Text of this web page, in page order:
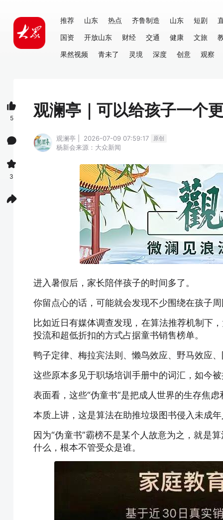
推荐 山东 热点 齐鲁制造 山东 短剧
国资
开放山东 财经 交通 健康 文旅
果然视频
青未了 灵境 深度 创意 观察
观澜亭｜可以给孩子一个
观澜亭 | 2026-07-09 07:59:17 原创
杨新会来源：大众新闻
进入暑假后，家长陪伴孩子的时间多了。
你留点心的话，可能就会发现不少围绕在孩子
比如近日有媒体调查发现，在算法推荐机制下
投流和超低折扣的方式占据童书销售榜单。
鸭子定律、梅拉宾法则、懒鸟效应、野马效应
这些原本多见于职场培训手册中的词汇，如今
表面看，这些“伪童书”是把成人世界的生存焦
本质上讲，这是算法在助推垃圾图书侵入未成
因为“伪童书”霸榜不是某个人故意为之，就是
什么，根本不管受众是谁。
5
3